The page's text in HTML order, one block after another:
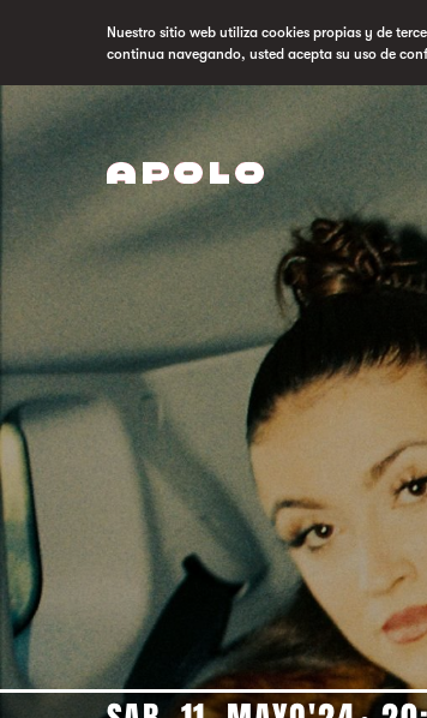
Nuestro sitio web utiliza cookies propias y de
continua navegando, usted acepta su uso de